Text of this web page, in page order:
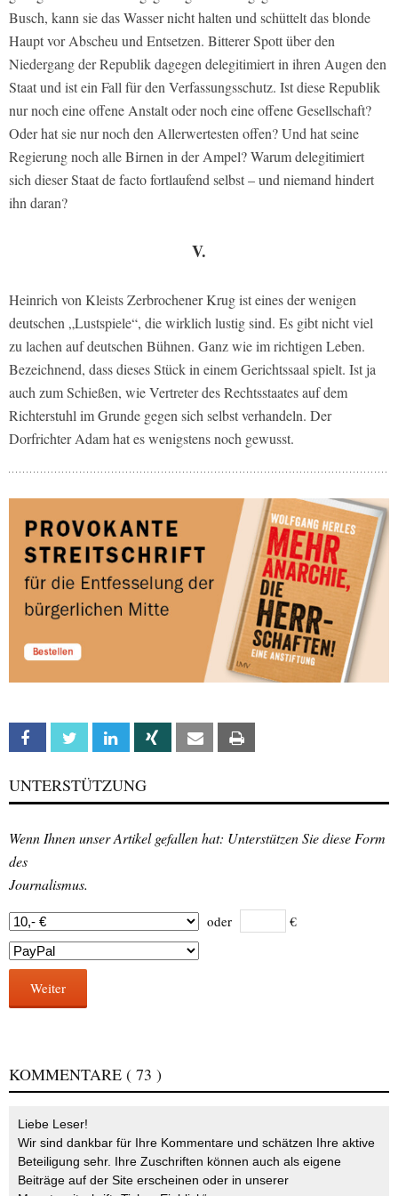
Busch, kann sie das Wasser nicht halten und schüttelt das blonde
Haupt vor Abscheu und Entsetzen. Bitterer Spott über den
Niedergang der Republik dagegen delegitimiert in ihren Augen den
Staat und ist ein Fall für den Verfassungsschutz. Ist diese Republik
nur noch eine offene Anstalt oder noch eine offene Gesellschaft?
Oder hat sie nur noch den Allerwertesten offen? Und hat seine
Regierung noch alle Birnen in der Ampel? Warum delegitimiert
sich dieser Staat de facto fortlaufend selbst – und niemand hindert
ihn daran?
V.
Heinrich von Kleists Zerbrochener Krug ist eines der wenigen
deutschen „Lustspiele“, die wirklich lustig sind. Es gibt nicht viel
zu lachen auf deutschen Bühnen. Ganz wie im richtigen Leben.
Bezeichnend, dass dieses Stück in einem Gerichtssaal spielt. Ist ja
auch zum Schießen, wie Vertreter des Rechtsstaates auf dem
Richterstuhl im Grunde gegen sich selbst verhandeln. Der
Dorfrichter Adam hat es wenigstens noch gewusst.
Facebook Twitter Linkedin Xing Email
UNTERSTÜTZUNG
Wenn Ihnen unser Artikel gefallen hat: Unterstützen Sie diese Form
des
Journalismus.
oder €
Weiter
KOMMENTARE ( 73 )
Liebe Leser!
Wir sind dankbar für Ihre Kommentare und schätzen Ihre aktive
Beteiligung sehr. Ihre Zuschriften können auch als eigene
Beiträge auf der Site erscheinen oder in unserer